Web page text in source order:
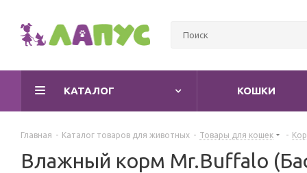
КАТАЛОГ КОШКИ
Главная - Каталог товаров для животных - Товары для кошек -
Влажный корм Mr.Buffalo